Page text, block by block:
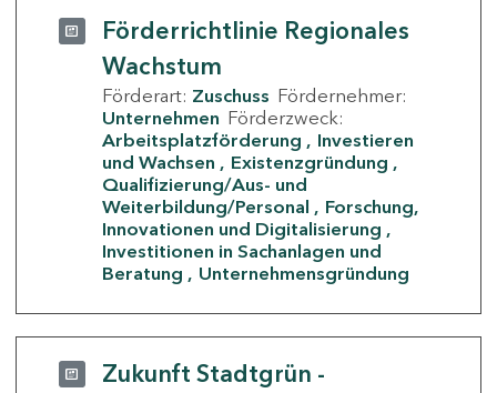
Förderrichtlinie Regionales
Wachstum
Förderart: Zuschuss Fördernehmer:
Unternehmen Förderzweck:
Arbeitsplatzförderung
Investieren
und Wachsen
Existenzgründung
Qualifizierung/Aus- und
Weiterbildung/Personal
Forschung,
Innovationen und Digitalisierung
Investitionen in Sachanlagen und
Beratung
Unternehmensgründung
Zukunft Stadtgrün -